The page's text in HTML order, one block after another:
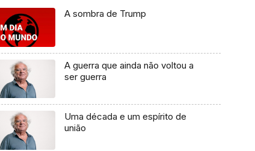
A sombra de Trump
A guerra que ainda não voltou a
ser guerra
Uma década e um espírito de
união